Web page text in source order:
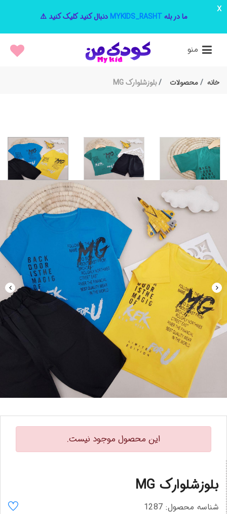
ما در بلهMYKIDS_RASHT دنبال کنید کلیک کنید ⚠️
x
منو
خانه محصولات بلوزشلوارک MG
این محصول موجود نیست.
بلوزشلوارک MG
شناسه محصول: 1287